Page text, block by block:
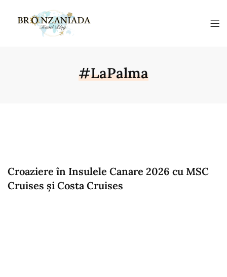
#LaPalma
Croaziere în Insulele Canare 2026 cu MSC
Cruises și Costa Cruises